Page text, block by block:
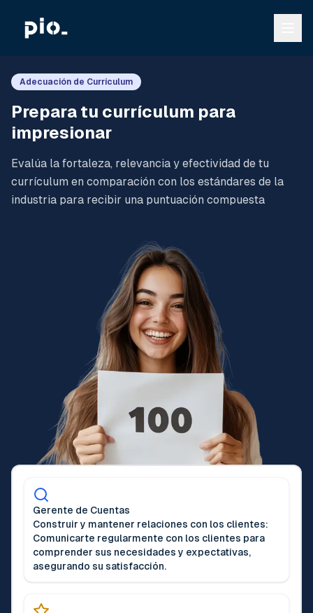
Adecuación de Currículum
Prepara tu currículum para
impresionar
Evalúa la fortaleza, relevancia y efectividad de tu
currículum en comparación con los estándares de la
industria para recibir una puntuación compuesta
Gerente de Cuentas
Construir y mantener relaciones con los clientes:
Comunicarte regularmente con los clientes para
comprender sus necesidades y expectativas,
asegurando su satisfacción.